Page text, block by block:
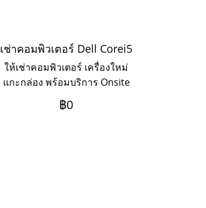
เช่าคอมพิวเตอร์ Dell Corei5
ให้เช่าคอมพิวเตอร์ เครื่องใหม่
แกะกล่อง พร้อมบริการ Onsite
Service แบบรายวัน รายสัปดาห์
รายเดือน รายปี
฿0